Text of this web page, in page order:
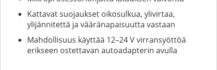
Kattavat suojaukset oikosulkua, ylivirtaa,
ylijännitettä ja vääränapaisuutta vastaan
Mahdollisuus käyttää 12–24 V virransyöttöä
erikseen ostettavan autoadapterin avulla